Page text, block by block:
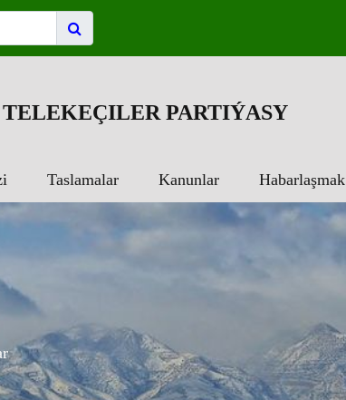
PARTIÝASY
Taslamalar Kanunlar Habarlaşmak